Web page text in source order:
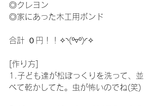
◎クレヨン
◎家にあった木工用ボンド
合計 ０円！！✧◝(⁰▿⁰)◜✧
[作り方]
1.子ども達が松ぼっくりを洗って、並
べて乾かしてた。虫が怖いのでね(笑)